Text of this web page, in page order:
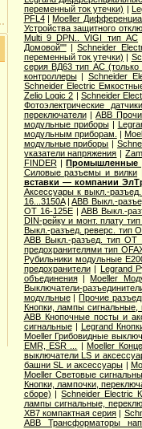
переменный ток утечки) |
PFL4|Moeller
Устройства защитного
Multi 9 DPN.. VIGI тип AС
Домовой""|Schneider
переменный ток утечки) |
серия ВД63 тип АС (только
контроллеры| Schneider
Schneider Electric
Zelio Logic 2 | Schneider
Фотоэлектрические датчики
переключатели|ABB
модульные приборы|
модульным приборам.
|
модульные приборы |
указатели напряжения |
FINDER|Промышленные
Cиловые разъемы и вилки
вставки — компании
Аксессуары к выкл.-
16...3150A|ABB Выкл.-
OT 16-125E| ABB Выкл.-
DIN-рейку и монт. плату
Выкл.-разъед. реверс. тип
ABB Выкл.-разъед. тип OT
предохранителями тип
Рубильники модульные
предохранители| Legrand
объединения|Moeller
Выключатели-
модульные|Прочие
Кнопки, лампы сигнальные,
ABB Кнопочные посты и
сигнальные| Legrand
Moeller Грибовидные
EMR, ESR ...
|Moeller
выключатели LS и
башни SL и аксессуары |
Moeller Световые
Кнопки, лампочки,
сборе) |Schneider Electric
лампы сигнальные,
XB7 компактная серия |
ABB Трансформаторы